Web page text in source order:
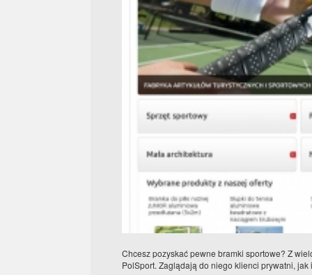
Chcesz pozyskać pewne bramki sportowe? Z
PolSport. Zaglądają do niego klienci prywatni, jak